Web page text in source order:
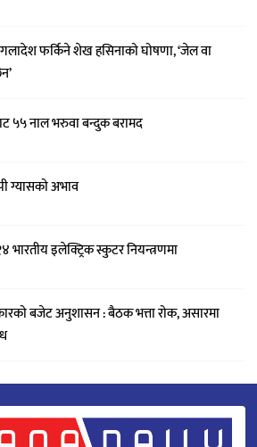
फर्किने शेख हसिनाको घोषणा, ‘जेल वा
५५ नाल भरुवा बन्दुक बरामद
ग्यासको अभाव
भारतीय इलेक्ट्रिक स्कुटर नियन्त्रणमा
बजेट अनुशासन : बैठक भत्ता रोक, असारमा